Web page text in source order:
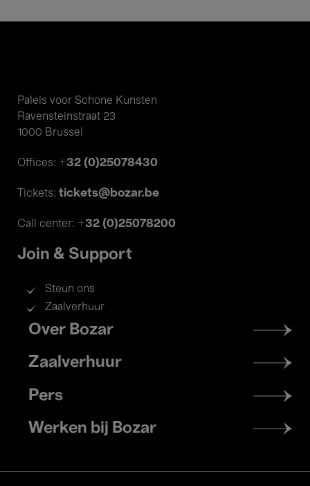
Paleis voor Schone Kunsten
Ravensteinstraat 23
1000 Brussel
Offices: +32 (0)25078430
Tickets: tickets@bozar.be
Call center: +32 (0)25078200
Join & Support
Steun ons
Zaalverhuur
Footer
menu
Over Bozar
Zaalverhuur
Pers
Werken bij Bozar